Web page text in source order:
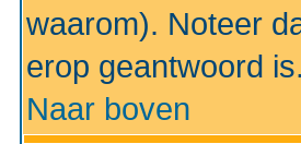
waarom). Noteer
erop geantwoord is.
Naar boven